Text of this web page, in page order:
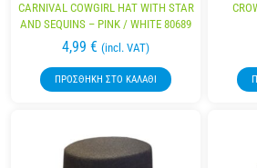
CARNIVAL COWGIRL HAT WITH STAR
AND SEQUINS – PINK / WHITE 80689
4,99 € (incl. VAT)
ΠΡΟΣΘΉΚΗ ΣΤΟ ΚΑΛΆΘΙ